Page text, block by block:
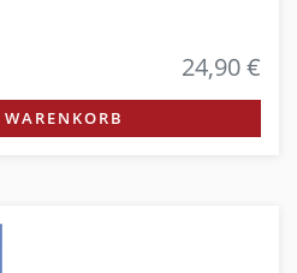
24,90 €